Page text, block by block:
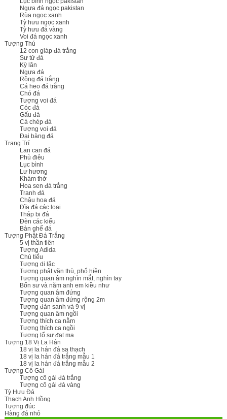
Ngựa đá ngọc pakistan
Rùa ngọc xanh
Tỳ hưu ngọc xanh
Tỳ hưu đá vàng
Voi đá ngọc xanh
Tượng Thú
12 con giáp đá trắng
Sư tử đá
Kỳ lân
Ngựa đá
Rồng đá trắng
Cá heo đá trắng
Chó đá
Tượng voi đá
Cóc đá
Gấu đá
Cá chép đá
Tượng voi đá
Đại bàng đá
Trang Trí
Lan can đá
Phù điêu
Lục bình
Lư hương
Khám thờ
Hoa sen đá trắng
Tranh đá
Chậu hoa đá
Đĩa đá các loại
Tháp bi đá
Đèn các kiểu
Bàn ghế đá
Tượng Phật Đá Trắng
5 vị thần tiên
Tượng Adida
Chú tiểu
Tượng di lặc
Tượng phật văn thù, phổ hiền
Tượng quan âm nghìn mắt, nghìn tay
Bổn sư và năm anh em kiều như
Tượng quan âm đứng
Tượng quan âm đứng rộng 2m
Tượng đản sanh và 9 vị
Tượng quan âm ngồi
Tượng thích ca nằm
Tượng thích ca ngồi
Tượng tổ sư đạt ma
Tượng 18 Vị La Hán
18 vị la hán đá sa thạch
18 vị la hán đá trắng mẫu 1
18 vị la hán đá trắng mẫu 2
Tượng Cô Gái
Tượng cô gái đá trắng
Tượng cô gái đá vàng
Tỳ Hưu Đá
Thạch Anh Hồng
Tượng đúc
Hàng đá nhỏ